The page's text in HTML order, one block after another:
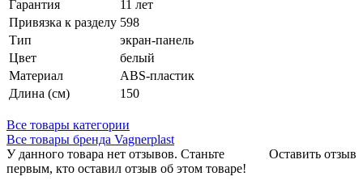
Гарантия
11 лет
Привязка к разделу 598
Тип
экран-панель
Цвет
белый
Материал
ABS-пластик
Длина (см)
150
Все товары категории
Все товары бренда Vagnerplast
Оставить отзыв
У данного товара нет отзывов. Станьте
первым, кто оставил отзыв об этом товаре!